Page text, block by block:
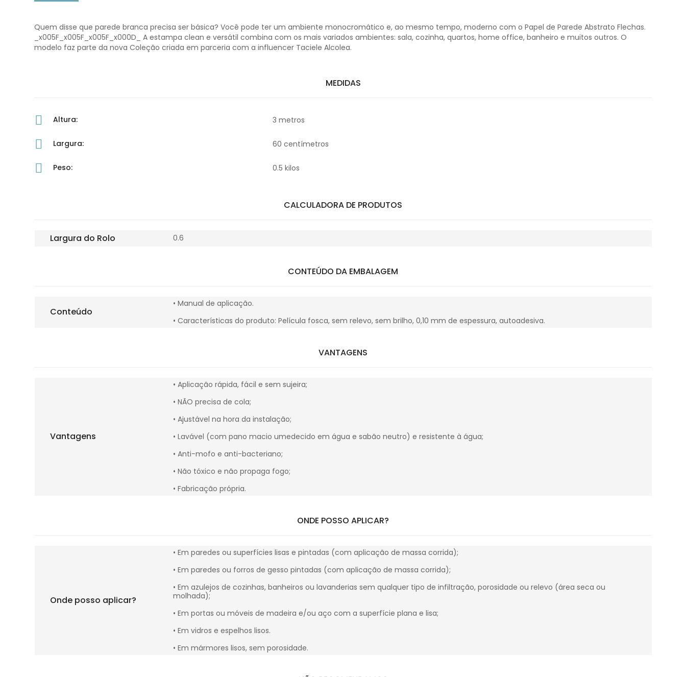
Quem disse que parede branca precisa ser básica? Você pode ter um ambiente monocromático e, ao mesmo tempo, moderno com o Papel de Parede Abstrato Flechas.
_x005F_x005F_x005F_x000D_ A estampa clean e versátil combina com os mais variados ambientes: sala, cozinha, quartos, home office, banheiro e muitos outros. O
modelo faz parte da nova Coleção criada em parceria com a influencer Taciele Alcolea.
MEDIDAS
Altura: 3 metros
Largura: 60 centímetros
Peso: 0.5 kilos
CALCULADORA DE PRODUTOS
Largura do Rolo 0.6
CONTEÚDO DA EMBALAGEM
Conteúdo
• Manual de aplicação.
• Características do produto: Película fosca, sem relevo, sem brilho, 0,10 mm de espessura, autoadesiva.
VANTAGENS
Vantagens
• Aplicação rápida, fácil e sem sujeira;
• NÃO precisa de cola;
• Ajustável na hora da instalação;
• Lavável (com pano macio umedecido em água e sabão neutro) e resistente à água;
• Anti-mofo e anti-bacteriano;
• Não tóxico e não propaga fogo;
• Fabricação própria.
ONDE POSSO APLICAR?
Onde posso aplicar?
• Em paredes ou superfícies lisas e pintadas (com aplicação de massa corrida);
• Em paredes ou forros de gesso pintadas (com aplicação de massa corrida);
• Em azulejos de cozinhas, banheiros ou lavanderias sem qualquer tipo de infiltração, porosidade ou relevo (área seca ou
molhada);
• Em portas ou móveis de madeira e/ou aço com a superfície plana e lisa;
• Em vidros e espelhos lisos.
• Em mármores lisos, sem porosidade.